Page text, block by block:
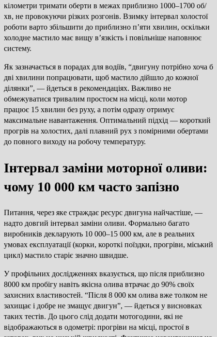
кілометри тримати оберти в межах приблизно 1000–1700 об/
хв, не провокуючи різких розгонів. Взимку інтервал холостої
роботи варто збільшити до приблизно п’яти хвилин, оскільки
холодне мастило має вищу в’язкість і повільніше наповнює
систему.
Як зазначається в порадах для водіїв, “двигуну потрібно хоча б
дві хвилини попрацювати, щоб мастило дійшло до кожної
ділянки”, — йдеться в рекомендаціях. Важливо не
обмежуватися тривалим простоєм на місці, коли мотор
працює 15 хвилин без руху, а потім одразу отримує
максимальне навантаження. Оптимальний підхід — короткий
прогрів на холостих, далі плавний рух з помірними обертами
до повного виходу на робочу температуру.
Інтервал заміни моторної оливи:
чому 10 000 км часто запізно
Питання, через яке страждає ресурс двигуна найчастіше, —
надто довгий інтервал заміни оливи. Формально багато
виробників декларують 10 000–15 000 км, але в реальних
умовах експлуатації (корки, короткі поїздки, прогріви, міський
цикл) мастило старіє значно швидше.
У профільних дослідженнях вказується, що після приблизно
8000 км пробігу навіть якісна олива втрачає до 90% своїх
захисних властивостей. “Після 8 000 км олива вже толком не
захищає і добре не змащує двигун”, — йдеться у висновках
таких тестів. До цього слід додати мотогодини, які не
відображаються в одометрі: прогріви на місці, простої в